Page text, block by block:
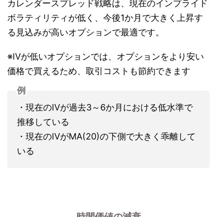
カレンダースプレッド戦略は、現在のインプライド
ボラティリティが低く、今後1か月で大きく上昇す
る見込みが高いオプションで最適です。
※IVが低いオプションでは、オプションをより安い
価格で買えるため、取引コストも節約できます
例
・現在のIVが過去3～6か月における低水準で
推移している
・現在のIVがMA(20)の下側で大きく乖離して
いる